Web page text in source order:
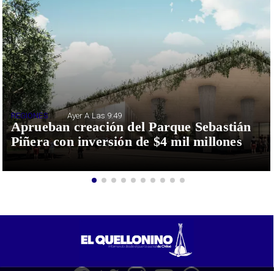
Aprueban creación del Parque Sebastián
Piñera con inversión de $4 mil millones
REGIONES Ayer A Las 9:49